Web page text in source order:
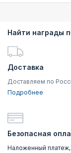
Найти награды
Доставка
Доставляем по
Подробнее
Безопасная
Наложенный платеж,